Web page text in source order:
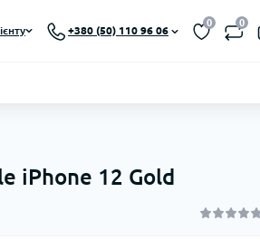
+380 (50) 110 96 06
0 0
iPhone 12 Gold